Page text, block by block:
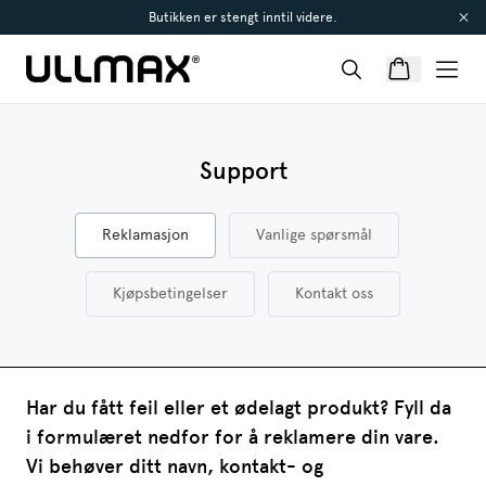
Butikken er stengt inntil videre.
Support
Reklamasjon Vanlige spørsmål
Kjøpsbetingelser Kontakt oss
Har du fått feil eller et ødelagt produkt? Fyll da
i formulæret nedfor for å reklamere din vare.
Vi behøver ditt navn, kontakt- og